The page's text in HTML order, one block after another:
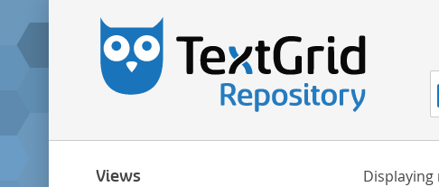
Views
Displaying